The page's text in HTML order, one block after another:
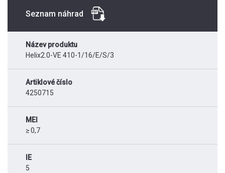
Seznam náhrad
Název produktu
Helix2.0-VE 410-1/16/E/S/3
Artiklové číslo
4250715
MEI
≥ 0,7
IE
5